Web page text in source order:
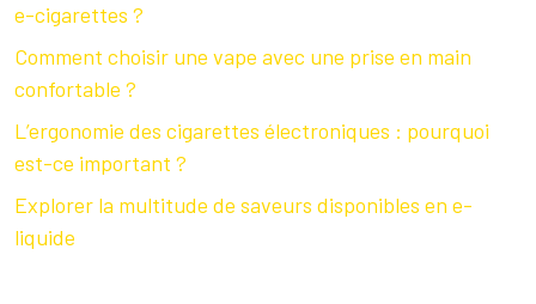
e-cigarettes ?
Comment choisir une vape avec une prise en main
confortable ?
L’ergonomie des cigarettes électroniques : pourquoi
est-ce important ?
Explorer la multitude de saveurs disponibles en e-
liquide